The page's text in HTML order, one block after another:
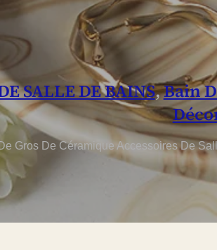
SALLE DE BAINS,Bain
Gros De Céramique Accessoires De